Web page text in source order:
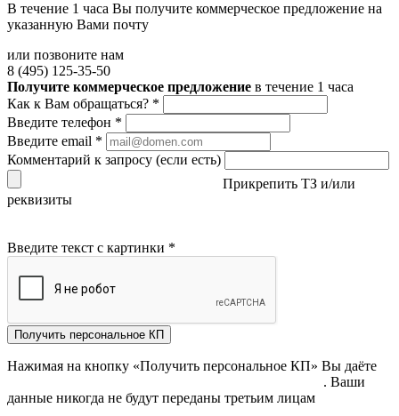
В течение 1 часа Вы получите коммерческое предложение на
указанную Вами почту
или позвоните нам
8 (495) 125-35-50
Получите коммерческое предложение в течение 1 часа
Как к Вам обращаться? *
Введите телефон *
Введите email *
Комментарий к запросу (если есть)
Прикрепить ТЗ и/или
реквизиты
Введите текст с картинки *
Получить персональное КП
Нажимая на кнопку «Получить персональное КП» Вы даёте
. Ваши
данные никогда не будут переданы третьим лицам